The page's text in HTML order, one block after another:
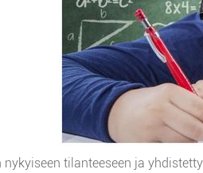
tilanteeseen ja